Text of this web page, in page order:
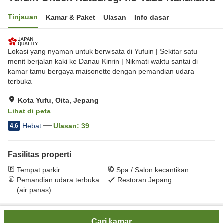
Tinjauan Kamar & Paket Ulasan Info dasar
Lokasi yang nyaman untuk berwisata di Yufuin | Sekitar satu
menit berjalan kaki ke Danau Kinrin | Nikmati waktu santai di
kamar tamu bergaya maisonette dengan pemandian udara
terbuka
Kota Yufu, Oita, Jepang
Lihat di peta
4.6 Hebat Ulasan: 39
Fasilitas properti
Tempat parkir
Spa / Salon kecantikan
Pemandian udara terbuka
(air panas)
Restoran Jepang
Cari kamar